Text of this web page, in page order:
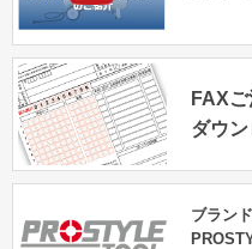
FAX
ダウ
ブラン